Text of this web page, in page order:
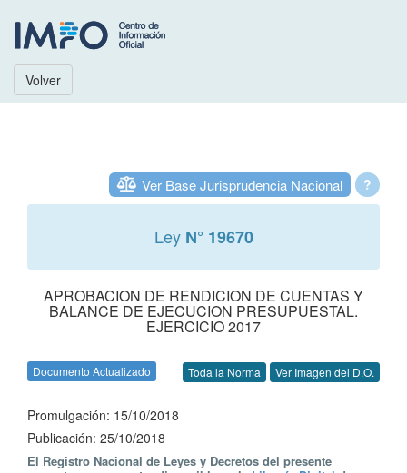
Volver
?
Ver Base Jurisprudencia Nacional
Ley N° 19670
APROBACION DE RENDICION DE CUENTAS Y
BALANCE DE EJECUCION PRESUPUESTAL.
EJERCICIO 2017
Documento Actualizado Toda la Norma Ver Imagen del D.O.
Promulgación: 15/10/2018
Publicación: 25/10/2018
El Registro Nacional de Leyes y Decretos del presente